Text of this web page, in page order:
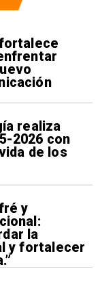
realiza
2026 con
de los
y
la
y fortalecer